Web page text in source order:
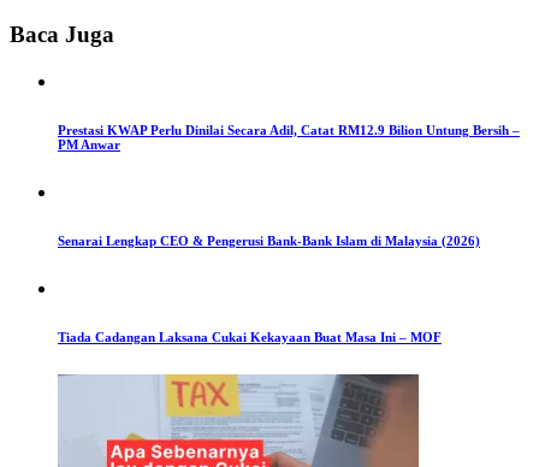
Baca Juga
Prestasi KWAP Perlu Dinilai Secara Adil, Catat RM12.9 Bilion Untung Bersih –
PM Anwar
Senarai Lengkap CEO & Pengerusi Bank-Bank Islam di Malaysia (2026)
Tiada Cadangan Laksana Cukai Kekayaan Buat Masa Ini – MOF